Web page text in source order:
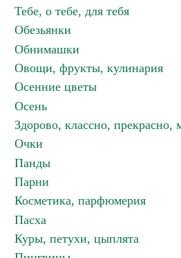
Тебе, о тебе, для тебя
Обезьянки
Обнимашки
Овощи, фрукты, кулинария
Осенние цветы
Осень
Здорово, классно, прекрасно,
Очки
Панды
Парни
Косметика, парфюмерия
Пасха
Куры, петухи, цыплята